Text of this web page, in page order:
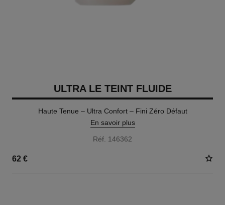
ULTRA LE TEINT FLUIDE
Haute Tenue – Ultra Confort – Fini Zéro Défaut
En savoir plus
Réf. 146362
62 €